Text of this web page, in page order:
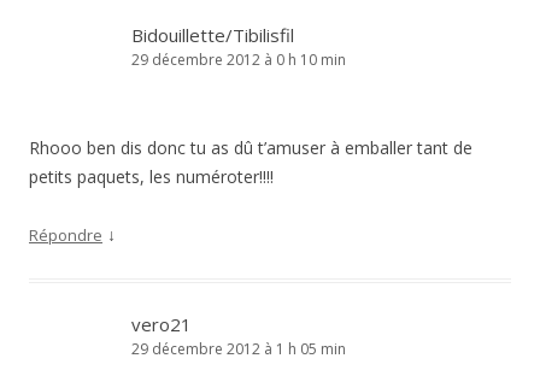
Bidouillette/Tibilisfil
29 décembre 2012 à 0 h 10 min
Rhooo ben dis donc tu as dû t’amuser à emballer tant de
petits paquets, les numéroter!!!!
Répondre ↓
vero21
29 décembre 2012 à 1 h 05 min